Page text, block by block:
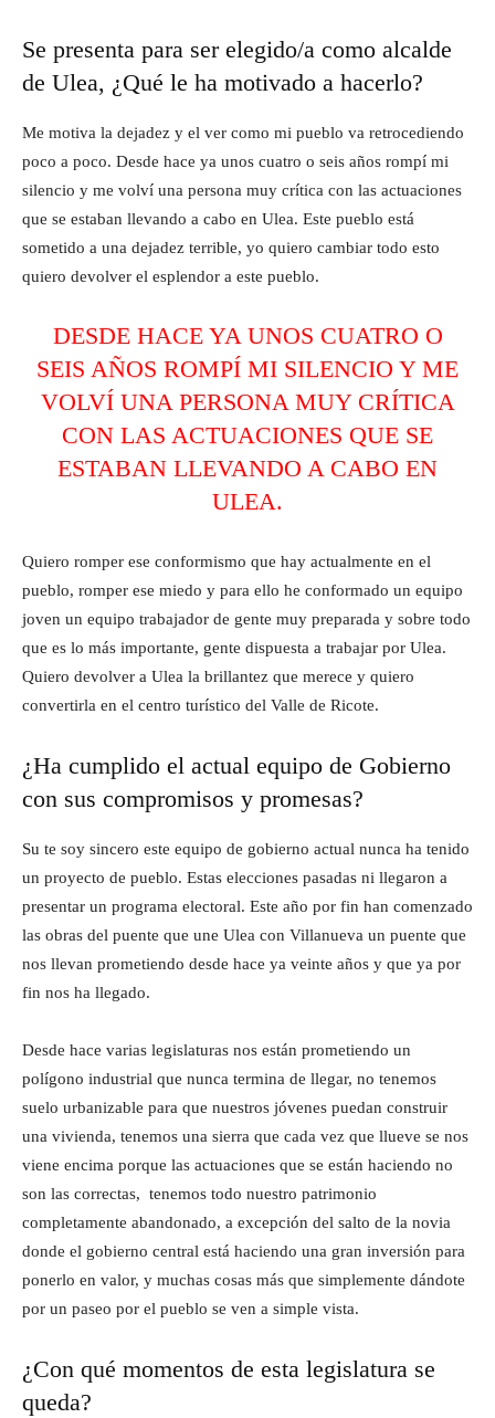
Se presenta para ser elegido/a como alcalde
de Ulea, ¿Qué le ha motivado a hacerlo?
Me motiva la dejadez y el ver como mi pueblo va retrocediendo
poco a poco. Desde hace ya unos cuatro o seis años rompí mi
silencio y me volví una persona muy crítica con las actuaciones
que se estaban llevando a cabo en Ulea. Este pueblo está
sometido a una dejadez terrible, yo quiero cambiar todo esto
quiero devolver el esplendor a este pueblo.
DESDE HACE YA UNOS CUATRO O
SEIS AÑOS ROMPÍ MI SILENCIO Y ME
VOLVÍ UNA PERSONA MUY CRÍTICA
CON LAS ACTUACIONES QUE SE
ESTABAN LLEVANDO A CABO EN
ULEA.
Quiero romper ese conformismo que hay actualmente en el
pueblo, romper ese miedo y para ello he conformado un equipo
joven un equipo trabajador de gente muy preparada y sobre todo
que es lo más importante, gente dispuesta a trabajar por Ulea.
Quiero devolver a Ulea la brillantez que merece y quiero
convertirla en el centro turístico del Valle de Ricote.
¿Ha cumplido el actual equipo de Gobierno
con sus compromisos y promesas?
Su te soy sincero este equipo de gobierno actual nunca ha tenido
un proyecto de pueblo. Estas elecciones pasadas ni llegaron a
presentar un programa electoral. Este año por fin han comenzado
las obras del puente que une Ulea con Villanueva un puente que
nos llevan prometiendo desde hace ya veinte años y que ya por
fin nos ha llegado.
Desde hace varias legislaturas nos están prometiendo un
polígono industrial que nunca termina de llegar, no tenemos
suelo urbanizable para que nuestros jóvenes puedan construir
una vivienda, tenemos una sierra que cada vez que llueve se nos
viene encima porque las actuaciones que se están haciendo no
son las correctas, tenemos todo nuestro patrimonio
completamente abandonado, a excepción del salto de la novia
donde el gobierno central está haciendo una gran inversión para
ponerlo en valor, y muchas cosas más que simplemente dándote
por un paseo por el pueblo se ven a simple vista.
¿Con qué momentos de esta legislatura se
queda?